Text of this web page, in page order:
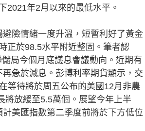
2021年2月以來的最低水平。
險情緒一度升溫，短暫利好了黃金
正於98.5水平附近整固。筆者認
局今個月底議息會議動向。近期有
急於減息。彭博利率期貨顯示，交
等待將於周五公布的美國12月非農
將放緩至5.5萬個。展望今年上半
美匯指數第二季度前將於下方低位